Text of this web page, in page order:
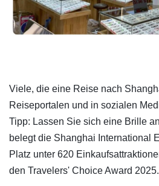
Viele, die eine Reise nach
Reiseportalen und in sozialen
Tipp: Lassen Sie sich eine Brille
belegt die Shanghai International
Platz unter 620
den Travelers' Choice Award 2025.